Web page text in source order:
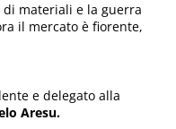
materiali e la guerra
il mercato è fiorente,
e delegato alla
Aresu.